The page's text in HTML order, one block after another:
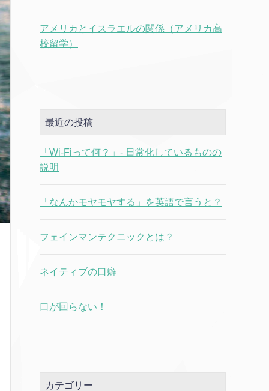
アメリカとイスラエルの関係（アメリカ高
校留学）
最近の投稿
「Wi-Fiって何？」- 日常化しているものの
説明
「なんかモヤモヤする」を英語で言うと？
フェインマンテクニックとは？
ネイティブの口癖
口が回らない！
カテゴリー